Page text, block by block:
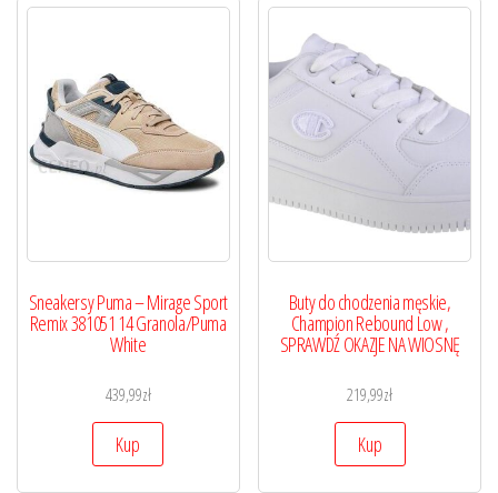
Sneakersy Puma – Mirage Sport
Remix 381051 14 Granola/Puma
White
439,99zł
Kup
Buty do chodzenia męskie,
Champion Rebound Low ,
SPRAWDŹ OKAZJE NA WIOSNĘ
219,99zł
Kup